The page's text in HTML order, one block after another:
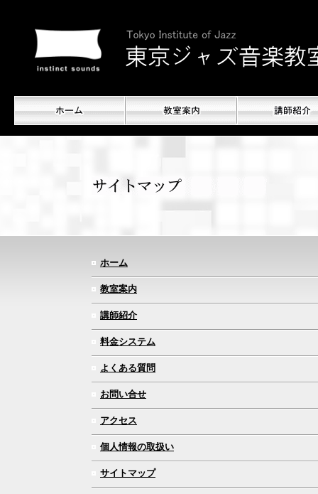
ホーム
教室案内
講師紹介
料金システム
よくある質問
お問い合せ
アクセス
個人情報の取扱い
サイトマップ